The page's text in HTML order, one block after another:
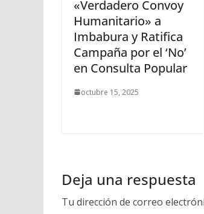
«Verdadero Convoy
Humanitario» a
Imbabura y Ratifica
Campaña por el ‘No’
en Consulta Popular
octubre 15, 2025
Deja una respuesta
Tu dirección de correo